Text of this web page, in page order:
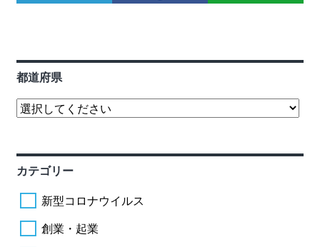
都道府県
カテゴリー
新型コロナウイルス
創業・起業